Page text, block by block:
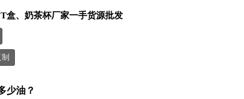
盒、奶茶杯厂家一手货源批发
少油？